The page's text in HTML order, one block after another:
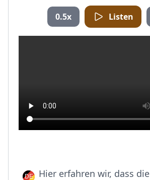
0.5x Listen
Hier erfahren wir, dass die